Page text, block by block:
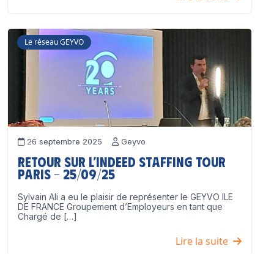
Le réseau GEYVO
26 septembre 2025 Geyvo
Retour sur l’Indeed Staffing Tour
Paris – 25/09/25
Sylvain Ali a eu le plaisir de représenter le GEYVO ILE
DE FRANCE Groupement d’Employeurs en tant que
Chargé de […]
Lire la suite